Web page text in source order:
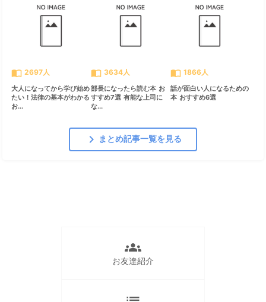
import_contacts 2697人
大人になってから学び始め
たい！法律の基本がわかる
お...
import_contacts 3634人
部長になったら読む本 お
すすめ7選 有能な上司に
な...
import_contacts 1866人
話が面白い人になるための
本 おすすめ6選
chevron_right まとめ記事一覧を見る
groups
お友達紹介